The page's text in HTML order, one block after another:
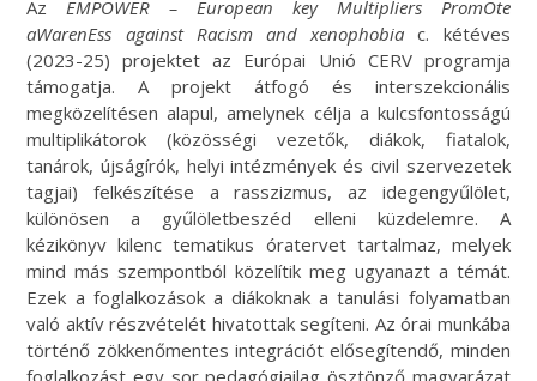
AzEMPOWER – European key Multipliers PromOte
aWarenEss against Racism and xenophobiac. kétéves
(2023-25) projektet az Európai Unió CERV programja
támogatja. A projekt átfogó és interszekcionális
megközelítésen alapul, amelynek célja a kulcsfontosságú
multiplikátorok (közösségi vezetők, diákok, fiatalok,
tanárok, újságírók, helyi intézmények és civil szervezetek
tagjai) felkészítése a rasszizmus, az idegengyűlölet,
különösen a gyűlöletbeszéd elleni küzdelemre. A
kézikönyv kilenc tematikus óratervet tartalmaz, melyek
mind más szempontból közelítik meg ugyanazt a témát.
Ezek a foglalkozások a diákoknak a tanulási folyamatban
való aktív részvételét hivatottak segíteni. Az órai munkába
történő zökkenőmentes integrációt elősegítendő, minden